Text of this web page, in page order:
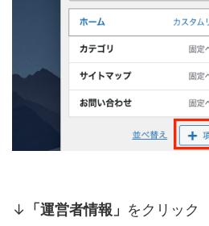
↓ 「運営者情報」 をクリック